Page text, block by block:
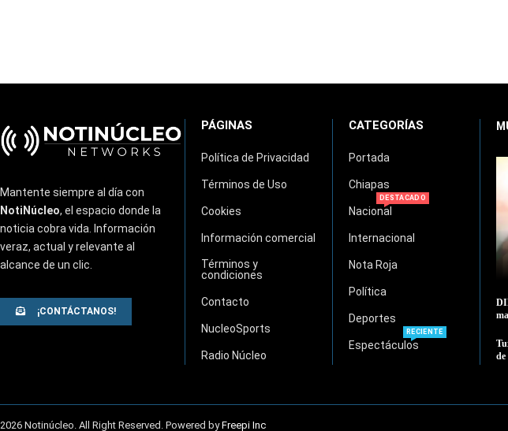
Mantente siempre al día con
NotiNúcleo, el espacio donde la
noticia cobra vida. Información
veraz, actual y relevante al
alcance de un clic.
¡CONTÁCTANOS!
PÁGINAS
Política de Privacidad
Términos de Uso
Cookies
Información comercial
Términos y
condiciones
Contacto
NucleoSports
Radio Núcleo
CATEGORÍAS
Portada
Chiapas
Nacional
DESTACADO
Internacional
Nota Roja
Política
Deportes
Espectáculos
RECIENTE
2026 Notinúcleo. All Right Reserved. Powered byFreepi Inc